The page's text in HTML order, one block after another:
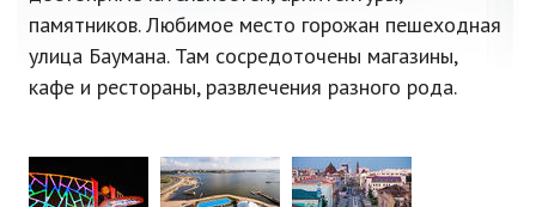
памятников. Любимое место горожан пешеходная
улица Баумана. Там сосредоточены магазины,
кафе и рестораны, развлечения разного рода.